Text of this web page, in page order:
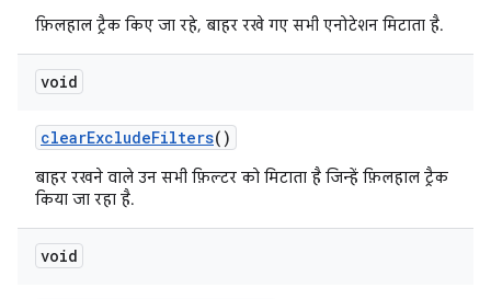
फ़िलहाल ट्रैक किए जा रहे, बाहर रखे गए सभी एनोटेशन मिटाता है.
void
clearExcludeFilters()
बाहर रखने वाले उन सभी फ़िल्टर को मिटाता है जिन्हें फ़िलहाल ट्रैक
किया जा रहा है.
void